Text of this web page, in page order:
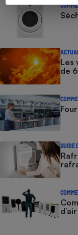
Les
de
GUIDE
d’air